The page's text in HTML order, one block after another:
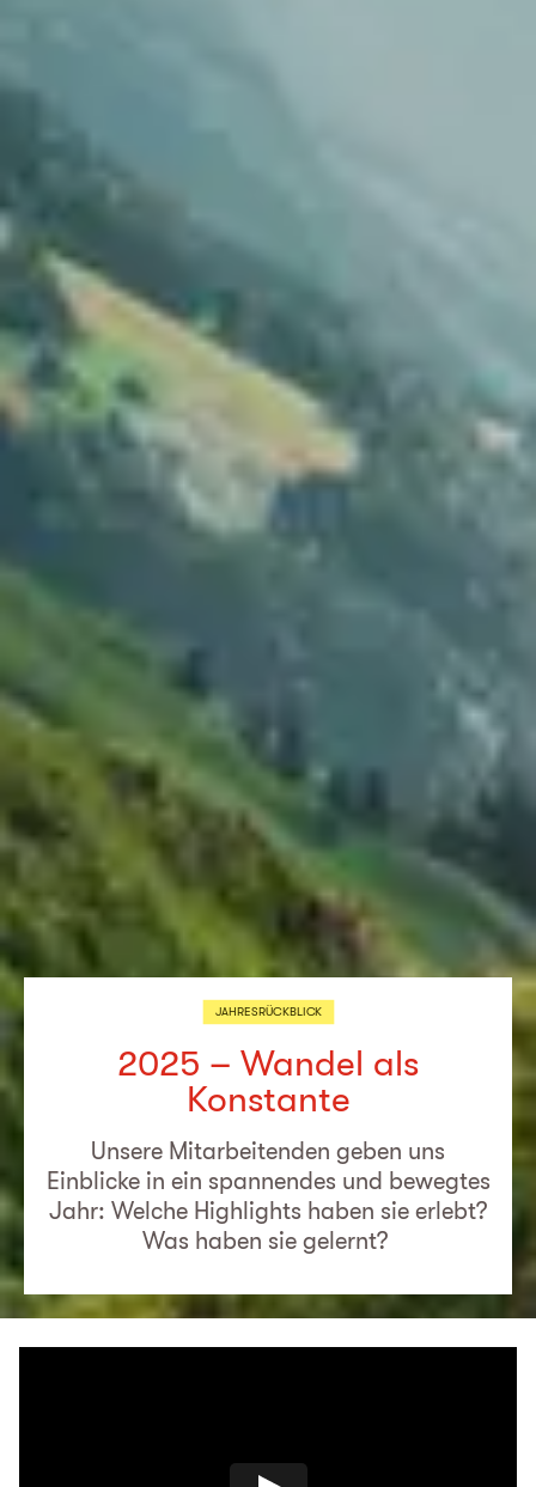
JAHRESRÜCKBLICK
2025 – Wandel als
Konstante
Unsere Mitarbeitenden geben uns
Einblicke in ein spannendes und bewegtes
Jahr: Welche Highlights haben sie erlebt?
Was haben sie gelernt?